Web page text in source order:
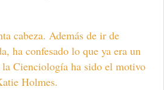
cabeza. Además de ir de
ha confesado lo que ya era un
la Cienciología ha sido el motivo
Holmes.